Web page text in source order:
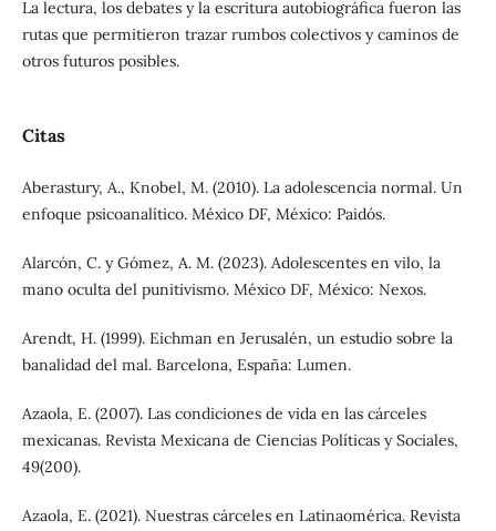
La lectura, los debates y la escritura autobiográfica fueron las
rutas que permitieron trazar rumbos colectivos y caminos de
otros futuros posibles.
Citas
Aberastury, A., Knobel, M. (2010). La adolescencia normal. Un
enfoque psicoanalítico. México DF, México: Paidós.
Alarcón, C. y Gómez, A. M. (2023). Adolescentes en vilo, la
mano oculta del punitivismo. México DF, México: Nexos.
Arendt, H. (1999). Eichman en Jerusalén, un estudio sobre la
banalidad del mal. Barcelona, España: Lumen.
Azaola, E. (2007). Las condiciones de vida en las cárceles
mexicanas. Revista Mexicana de Ciencias Políticas y Sociales,
49(200).
Azaola, E. (2021). Nuestras cárceles en Latinaomérica. Revista